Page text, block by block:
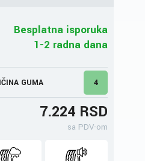
Besplatna isporuka
1-2 radna dana
GUMA 4
7.224 RSD
sa PDV-om